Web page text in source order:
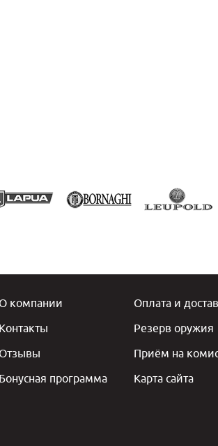
О компании
Контакты
Отзывы
Бонусная программа
Оплата и
Резерв оружия
Приём на
Карта сайта